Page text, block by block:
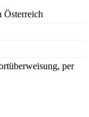
Österreich
per